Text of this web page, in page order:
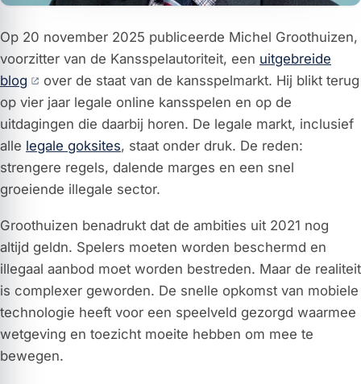
Op 20 november 2025 publiceerde Michel Groothuizen,
voorzitter van de Kansspelautoriteit, een uitgebreide
blog
over de staat van de kansspelmarkt. Hij blikt terug
op vier jaar legale online kansspelen en op de
uitdagingen die daarbij horen. De legale markt, inclusief
alle legale goksites, staat onder druk. De reden:
strengere regels, dalende marges en een snel
groeiende illegale sector.
Groothuizen benadrukt dat de ambities uit 2021 nog
altijd geldn. Spelers moeten worden beschermd en
illegaal aanbod moet worden bestreden. Maar de realiteit
is complexer geworden. De snelle opkomst van mobiele
technologie heeft voor een speelveld gezorgd waarmee
wetgeving en toezicht moeite hebben om mee te
bewegen.